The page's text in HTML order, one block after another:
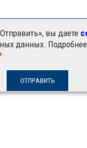
вы даете
данных.